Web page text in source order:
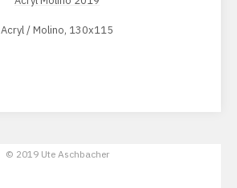
Acryl / Molino, 130x115
© 2019 Ute Aschbacher